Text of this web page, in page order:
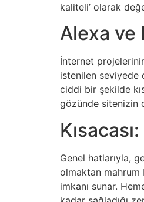
kaliteli’ olarak
Alexa ve
İnternet
istenilen seviyede
ciddi bir şekilde
gözünde sitenizin
Genel hatlarıyla,
olmaktan mahrum
imkanı sunar.